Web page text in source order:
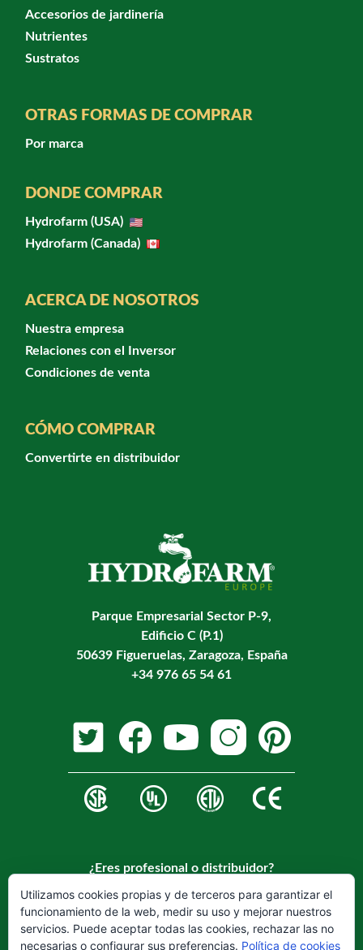
Accesorios de jardinería
Nutrientes
Sustratos
OTRAS FORMAS DE COMPRAR
Por marca
DONDE COMPRAR
Hydrofarm (USA)
Hydrofarm (Canada)
ACERCA DE NOSOTROS
Nuestra empresa
Relaciones con el Inversor
Condiciones de venta
CÓMO COMPRAR
Convertirte en distribuidor
Parque Empresarial Sector P-9,
Edificio C (P.1)
50639 Figueruelas, Zaragoza, España
+34 976 65 54 61
¿Eres profesional o distribuidor?
Regístrese en nuestra web para hacerse cliente.
REGISTRARSE
Utilizamos cookies propias y de terceros para garantizar el
funcionamiento de la web, medir su uso y mejorar nuestros
servicios. Puede aceptar todas las cookies, rechazar las no
necesarias o configurar sus preferencias. Política de cookies